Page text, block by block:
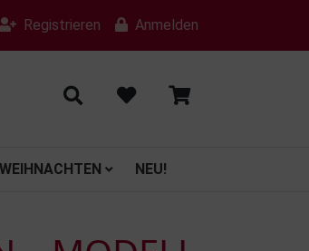
Registrieren Anmelden
WEIHNACHTEN
NEU!